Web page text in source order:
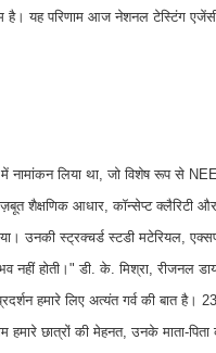
है। यह परिणाम आज नेशनल टेस्टिंग
लिया था, जो विशेष रूप से
शैक्षणिक आधार, कॉन्सेप्ट क्लैरिटी
दिया। उनकी स्ट्रक्चर्ड स्टडी
होती।" डी. के. मिश्रा, रीजनल
हमारे लिए अत्यंत गर्व की बात है।
हमारे छात्रों की मेहनत, उनके माता-